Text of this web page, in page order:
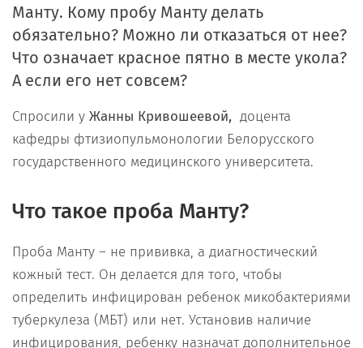
Манту. Кому пробу Манту делать
обязательно? Можно ли отказаться от нее?
Что означает красное пятно в месте укола?
А если его нет совсем?
Спросили у Жанны Кривошеевой, доцента
кафедры фтизиопульмонологии Белорусского
государственного медицинского университета.
Что такое проба Манту?
Проба Манту – не прививка, а диагностический
кожный тест. Он делается для того, чтобы
определить инфицирован ребенок микобактериями
туберкулеза (МБТ) или нет. Установив наличие
инфицирования, ребенку назначат дополнительное